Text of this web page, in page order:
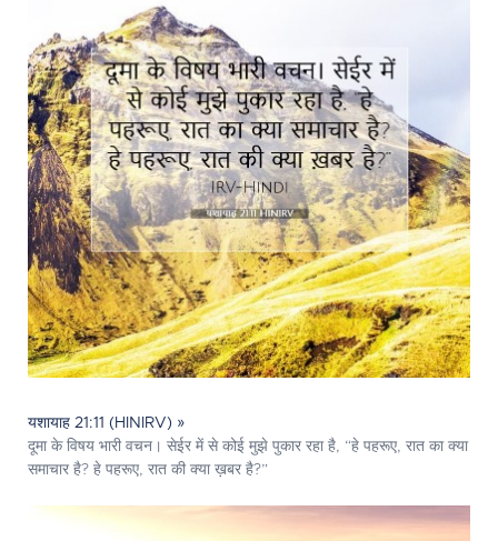
यशायाह 21:11 (HINIRV) »
दूमा के विषय भारी वचन। सेईर में से कोई मुझे पुकार रहा है, “हे पहरूए, रात का क्या
समाचार है? हे पहरूए, रात की क्या ख़बर है?”